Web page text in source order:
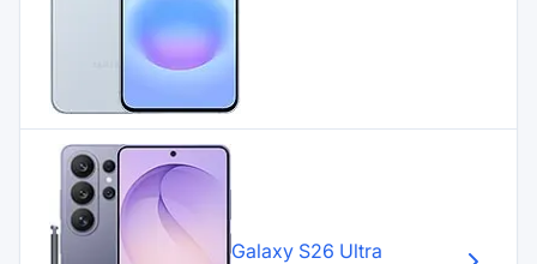
Galaxy S26 Ultra